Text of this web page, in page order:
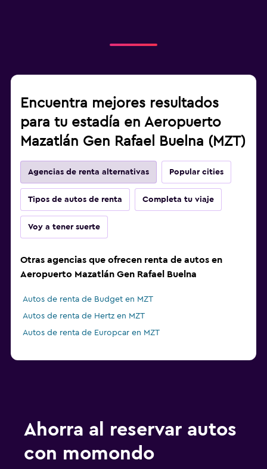
Encuentra mejores resultados
para tu estadía en Aeropuerto
Mazatlán Gen Rafael Buelna (MZT)
Agencias de renta alternativas Popular cities
Tipos de autos de renta Completa tu viaje
Voy a tener suerte
Otras agencias que ofrecen renta de autos en
Aeropuerto Mazatlán Gen Rafael Buelna
Autos de renta de Budget en MZT
Autos de renta de Hertz en MZT
Autos de renta de Europcar en MZT
Ahorra al reservar autos
con momondo